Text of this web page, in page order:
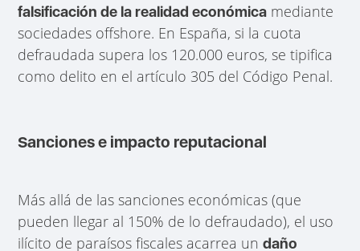
falsificación de la realidad económica mediante
sociedades offshore. En España, si la cuota
defraudada supera los 120.000 euros, se tipifica
como delito en el artículo 305 del Código Penal.
Sanciones e impacto reputacional
Más allá de las sanciones económicas (que
pueden llegar al 150% de lo defraudado), el uso
ilícito de paraísos fiscales acarrea undaño